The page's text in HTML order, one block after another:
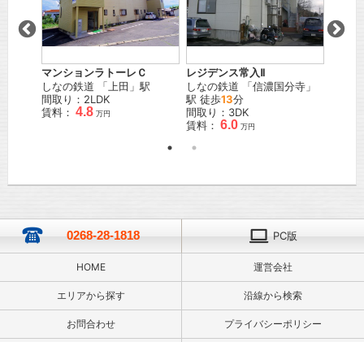
マンションラトーレＣ
しなの鉄道 「 上田 」駅
間取り：2LDK
賃料： 4.8 万円
レジデンス常入Ⅱ
しなの鉄道 「信濃国分寺 」
駅 徒歩13分
間取り：3DK
賃料： 6.0 万円
0268-28-1818 PC版
HOME 運営会社
エリアから探す 沿線から検索
お問合わせ プライバシーポリシー